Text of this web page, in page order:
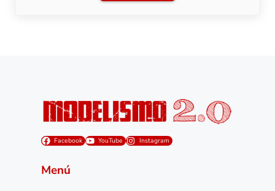
Facebook YouTube Instagram
Menú